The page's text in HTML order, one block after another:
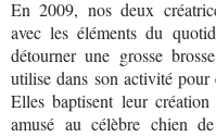
En 2009, nos deux
avec les éléments du
détourner une grosse
utilise dans son activité pour
Elles baptisent leur
amusé au célèbre chien